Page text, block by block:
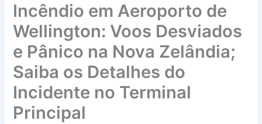
Incêndio em Aeroporto de
Wellington: Voos Desviados
e Pânico na Nova Zelândia;
Saiba os Detalhes do
Incidente no Terminal
Principal